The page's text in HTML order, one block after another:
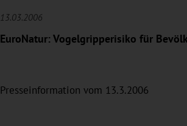
13.03.2006
EuroNatur: Vogelgripperisiko für
Presseinformation vom 13.3.2006